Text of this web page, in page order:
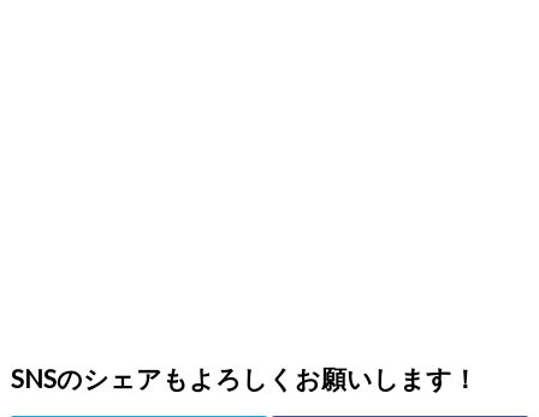
SNSのシェアもよろしくお願いします！